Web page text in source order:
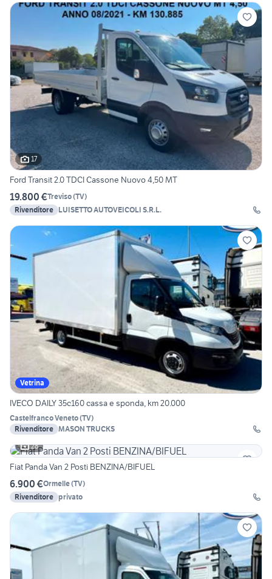
17
Ford Transit 2.0 TDCI Cassone Nuovo 4,50 MT
19.800 €Treviso(TV)
Rivenditore LUISETTO AUTOVEICOLI S.R.L.
Vetrina
IVECO DAILY 35c160 cassa e sponda, km 20.000
Castelfranco Veneto(TV)
Rivenditore MASON TRUCKS
28
Fiat Panda Van 2 Posti BENZINA/BIFUEL
6.900 €Ormelle(TV)
Rivenditore privato